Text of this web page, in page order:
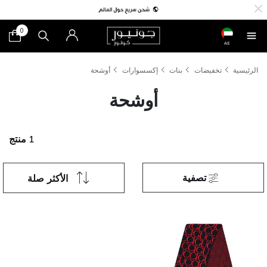
AE
0
الرئيسية تخفيضات بنات إكسسوارات أوشحة
أوشحة
1 منتج
الأكثر صلة تصفية